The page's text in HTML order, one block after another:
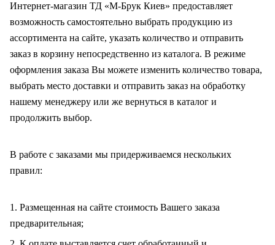
Интернет-магазин ТД «М-Брук Киев» предоставляет
возможность самостоятельно выбрать продукцию из
ассортимента на сайте, указать количество и отправить
заказ в корзину непосредственно из каталога. В режиме
оформления заказа Вы можете изменить количество товара,
выбрать место доставки и отправить заказ на обработку
нашему менеджеру или же вернуться в каталог и
продолжить выбор.
В работе с заказами мы придерживаемся нескольких
правил:
1. Размещенная на сайте стоимость Вашего заказа
предварительная;